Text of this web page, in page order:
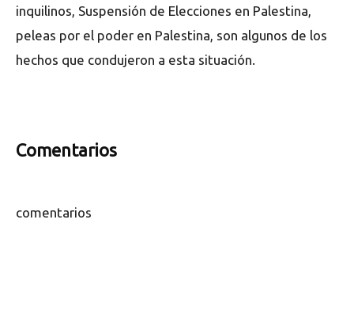
inquilinos, Suspensión de Elecciones en Palestina,
peleas por el poder en Palestina, son algunos de los
hechos que condujeron a esta situación.
Comentarios
comentarios